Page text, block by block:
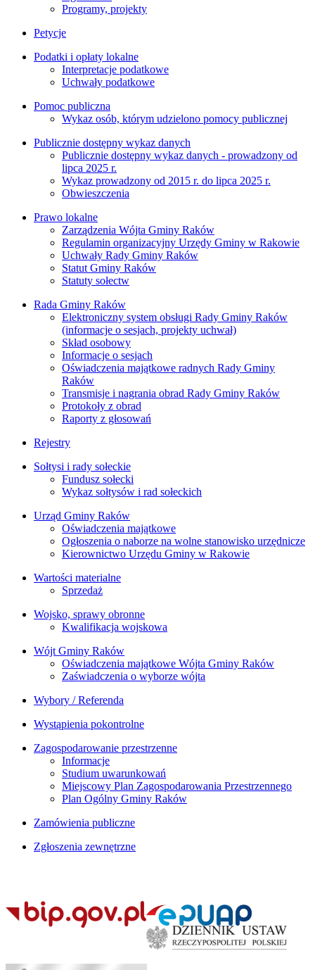
Programy, projekty
Petycje
Podatki i opłaty lokalne
Interpretacje podatkowe
Uchwały podatkowe
Pomoc publiczna
Wykaz osób, którym udzielono pomocy publicznej
Publicznie dostępny wykaz danych
Publicznie dostępny wykaz danych - prowadzony od
lipca 2025 r.
Wykaz prowadzony od 2015 r. do lipca 2025 r.
Obwieszczenia
Prawo lokalne
Zarządzenia Wójta Gminy Raków
Regulamin organizacyjny Urzędy Gminy w Rakowie
Uchwały Rady Gminy Raków
Statut Gminy Raków
Statuty sołectw
Rada Gminy Raków
Elektroniczny system obsługi Rady Gminy Raków
(informacje o sesjach, projekty uchwał)
Skład osobowy
Informacje o sesjach
Oświadczenia majątkowe radnych Rady Gminy
Raków
Transmisje i nagrania obrad Rady Gminy Raków
Protokoły z obrad
Raporty z głosowań
Rejestry
Sołtysi i rady sołeckie
Fundusz sołecki
Wykaz sołtysów i rad sołeckich
Urząd Gminy Raków
Oświadczenia majątkowe
Ogłoszenia o naborze na wolne stanowisko urzędnicze
Kierownictwo Urzędu Gminy w Rakowie
Wartości materialne
Sprzedaż
Wojsko, sprawy obronne
Kwalifikacja wojskowa
Wójt Gminy Raków
Oświadczenia majątkowe Wójta Gminy Raków
Zaświadczenia o wyborze wójta
Wybory / Referenda
Wystąpienia pokontrolne
Zagospodarowanie przestrzenne
Informacje
Studium uwarunkowań
Miejscowy Plan Zagospodarowania Przestrzennego
Plan Ogólny Gminy Raków
Zamówienia publiczne
Zgłoszenia zewnętrzne